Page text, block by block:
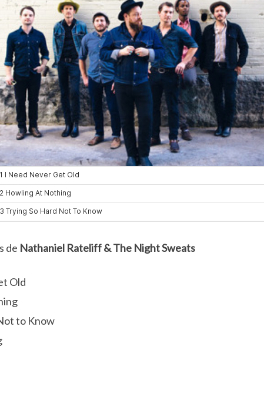
de Nathaniel Rateliff & The Night Sweats
Old
to Know